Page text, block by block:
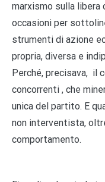
marxismo sulla libera
occasioni per
strumenti di azione
propria, diversa e
Perché, precisava, il
concorrenti , che
unica del partito. E
non interventista,
comportamento.